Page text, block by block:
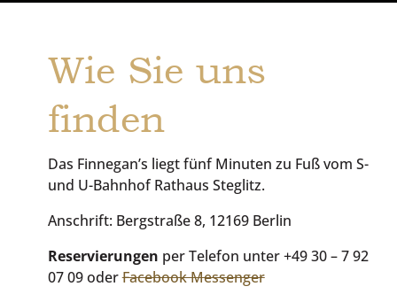
Wie Sie uns
finden
Das Finnegan’s liegt fünf Minuten zu Fuß vom S-
und U-Bahnhof Rathaus Steglitz.
Anschrift: Bergstraße 8, 12169 Berlin
Reservierungen per Telefon unter+49 30 – 7 92
07 09oderFacebook Messenger